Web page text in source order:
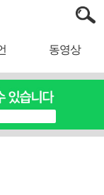
동영상